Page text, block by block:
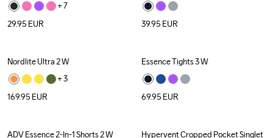
+ 7
29.95 EUR 39.95 EUR
Nordlite Ultra 2 W
+ 3
169.95 EUR
Essence Tights 3 W
69.95 EUR
ADV Essence 2-In-1 Shorts 2 W
Hypervent Cropped Pocket Singlet